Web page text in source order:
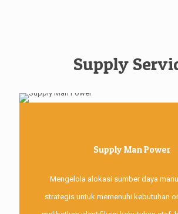
Supply
Supply Man Power
Mengelola alokasi sumber daya
strategis untuk memenuhi kebutuhan